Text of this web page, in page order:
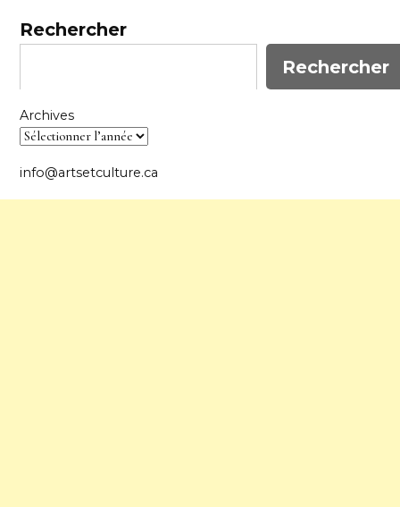
Rechercher
Rechercher
Archives
info@artsetculture.ca